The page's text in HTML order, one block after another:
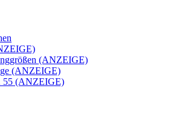
(ANZEIGE)
(ANZEIGE)
55 (ANZEIGE)